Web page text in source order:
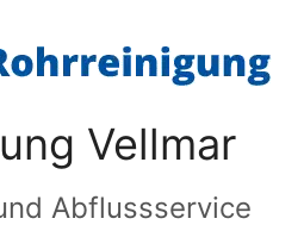
Vellmar
Abflussservice